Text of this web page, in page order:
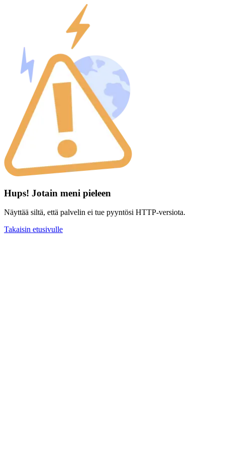
Hups! Jotain meni pieleen
Näyttää siltä, että palvelin ei tue pyyntösi HTTP-versiota.
Takaisin etusivulle